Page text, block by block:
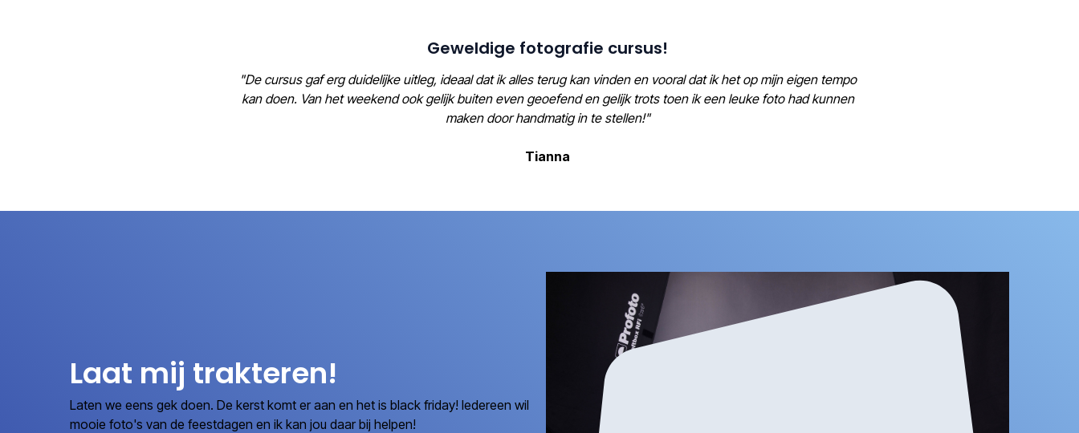
Geweldige fotografie cursus!
"De cursus gaf erg duidelijke uitleg, ideaal dat ik alles terug kan vinden en vooral dat ik het op mijn eigen tempo
kan doen. Van het weekend ook gelijk buiten even geoefend en gelijk trots toen ik een leuke foto had kunnen
maken door handmatig in te stellen!"
Tianna
Laat mij trakteren!
Laten we eens gek doen. De kerst komt er aan en het is black friday! Iedereen wil
mooie foto's van de feestdagen en ik kan jou daar bij helpen!